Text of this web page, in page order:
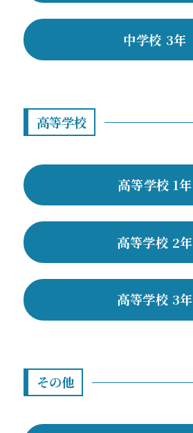
中学校 3年
高等学校
高等学校 1年
高等学校 2年
高等学校 3年
その他